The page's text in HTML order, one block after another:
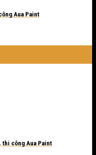
Aua Paint
thi công Aua Paint